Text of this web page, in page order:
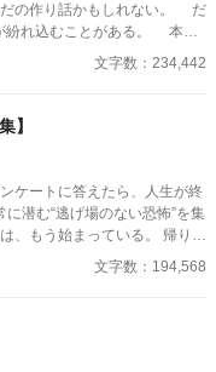
の作り話かもしれない。 だ
紛れ込むことがある。 本書
を集めた一冊である。 最後
か”に気づくことになるだろ
文字数：234,442
】
ケートに答えたら、人生が終
潜む“逃げ場のない恐怖”を集
い会話。 どこにでもある日常
と変わる。 意味が分か
文字。
終えたあと、ふとした静寂が
文字数：194,568